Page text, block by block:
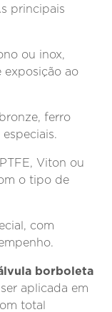
principais
ou inox,
exposição ao
ferro
Viton ou
o tipo de
com
borboleta
aplicada em
total